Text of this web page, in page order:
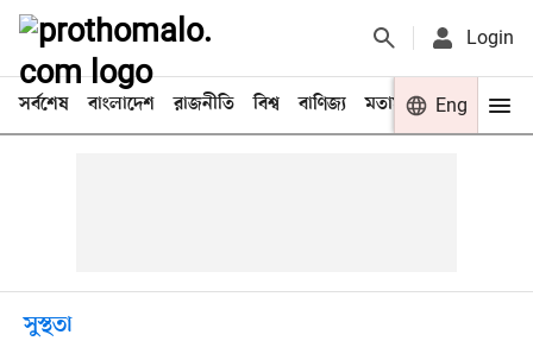
Login
সর্বশেষ বাংলাদেশ রাজনীতি বিশ্ব বাণিজ্য মতামত খেলা
Eng
সুস্থতা